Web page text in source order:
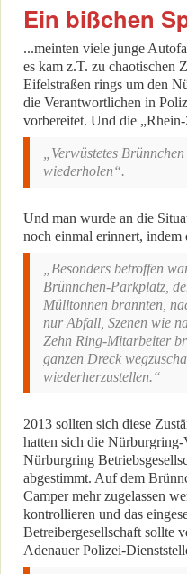
Ein bißchen
...meinten viele junge
es kam z.T. zu chaotischen
Eifelstraßen rings um den
die Verantwortlichen in
vorbereitet. Und die
„Verwüstetes
wiederholen“.
Und man wurde an die
noch einmal erinnert, indem
„Besonders betroffen
Brünnchen-Parkplatz,
Mülltonnen brannten,
nur Abfall, Szenen wie
Zehn Ring-Mitarbeiter
ganzen Dreck
wiederherzustellen.“
2013 sollten sich diese
hatten sich die
Nürburgring
abgestimmt. Auf dem
Camper mehr zugelassen
kontrollieren und das
Betreibergesellschaft sollte
Adenauer Polizei-